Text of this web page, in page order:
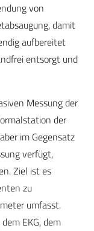
von
damit
aufbereitet
entsorgt und
Messung der
der
im Gegensatz
verfügt,
Ziel ist es
zu
umfasst.
EKG, dem